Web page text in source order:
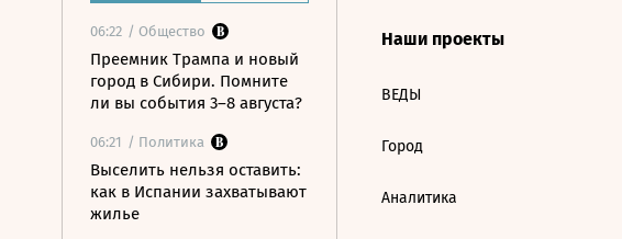
06:22 / Общество
Преемник Трампа и новый
город в Сибири. Помните
ли вы события 3–8 августа?
06:21 / Политика
Выселить нельзя оставить:
как в Испании захватывают
жилье
Наши проекты
ВЕДЫ
Город
Аналитика